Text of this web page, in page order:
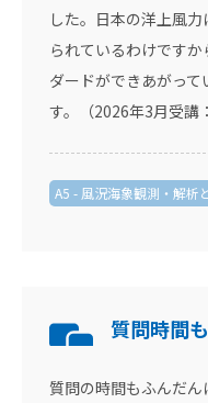
した。日本の洋上風
られているわけです
ダードができあがっ
す。（2026年3月受講
A5 - 風況海象観測・解析
質問時間
質問の時間もふんだ